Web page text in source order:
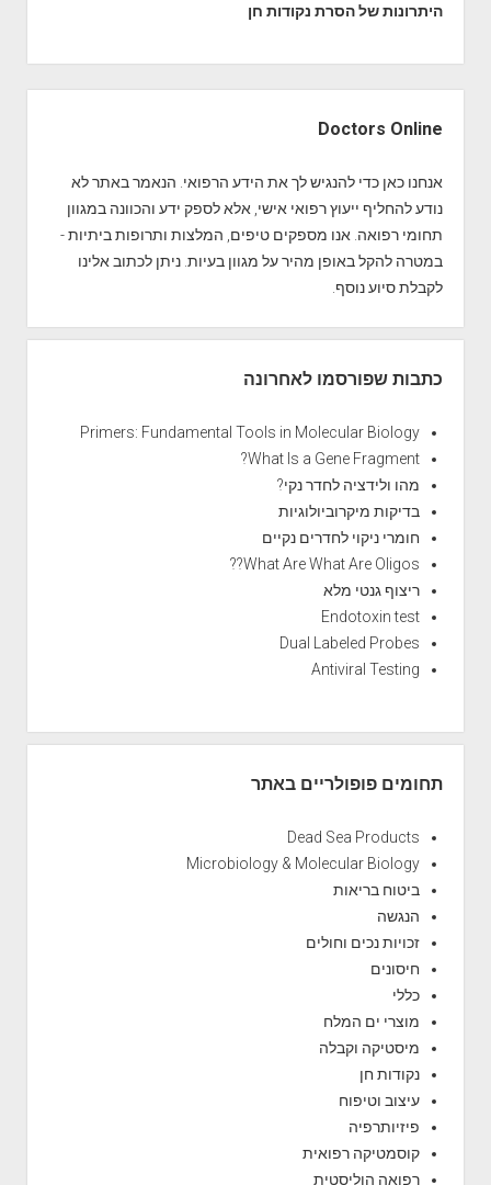
היתרונות של הסרת נקודות חן
Doctors Online
אנחנו כאן כדי להנגיש לך את הידע הרפואי. הנאמר באתר לא
נודע להחליף ייעוץ רפואי אישי, אלא לספק ידע והכוונה במגוון
תחומי רפואה. אנו מספקים טיפים, המלצות ותרופות ביתיות -
במטרה להקל באופן מהיר על מגוון בעיות. ניתן לכתוב אלינו
לקבלת סיוע נוסף.
כתבות שפורסמו לאחרונה
Primers: Fundamental Tools in Molecular Biology
What Is a Gene Fragment?
מהו ולידציה לחדר נקי?
בדיקות מיקרוביולוגיות
חומרי ניקוי לחדרים נקיים
What Are What Are Oligos??
ריצוף גנטי מלא
Endotoxin test
Dual Labeled Probes
Antiviral Testing
תחומים פופולריים באתר
Dead Sea Products
Microbiology & Molecular Biology
ביטוח בריאות
הנגשה
זכויות נכים וחולים
חיסונים
כללי
מוצרי ים המלח
מיסטיקה וקבלה
נקודות חן
עיצוב וטיפוח
פיזיותרפיה
קוסמטיקה רפואית
רפואה הוליסטית